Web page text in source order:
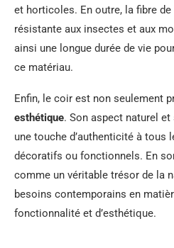
et horticoles. En outre, la fibre
résistante aux insectes et aux
ainsi une longue durée de vie
ce matériau.
Enfin, le coir est non seulement
esthétique. Son aspect naturel
une touche d’authenticité à tous
décoratifs ou fonctionnels. En
comme un véritable trésor de la
besoins contemporains en
fonctionnalité et d’esthétique.